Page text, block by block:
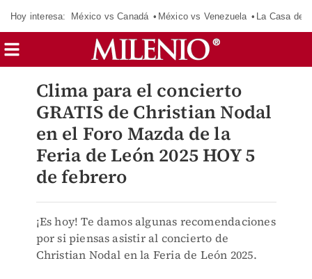
Hoy interesa: México vs Canadá México vs Venezuela La Casa de
Clima para el concierto
GRATIS de Christian Nodal
en el Foro Mazda de la
Feria de León 2025 HOY 5
de febrero
¡Es hoy! Te damos algunas recomendaciones
por si piensas asistir al concierto de
Christian Nodal en la Feria de León 2025.